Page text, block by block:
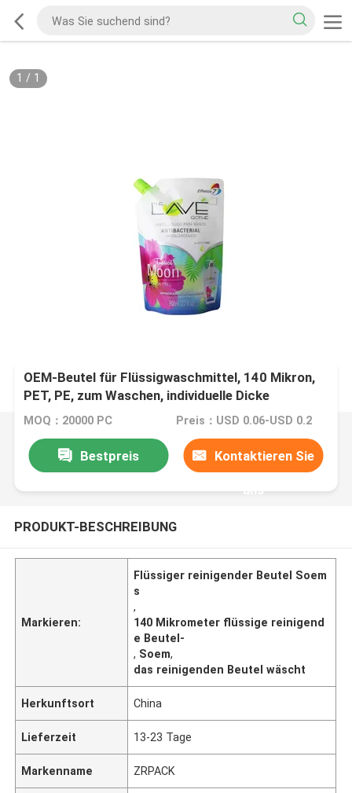
1 / 1
OEM-Beutel für Flüssigwaschmittel, 140 Mikron,
PET, PE, zum Waschen, individuelle Dicke
MOQ：20000 PC Preis：USD 0.06-USD 0.2
Bestpreis Kontaktieren Sie
uns
PRODUKT-BESCHREIBUNG
Markieren:
Flüssiger reinigender Beutel Soem
s
,
140 Mikrometer flüssige reinigend
e Beutel-
, Soem,
das reinigenden Beutel wäscht
Herkunftsort China
Lieferzeit 13-23 Tage
Markenname ZRPACK